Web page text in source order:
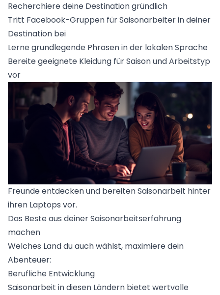
Recherchiere deine Destination gründlich
Tritt Facebook-Gruppen für Saisonarbeiter in deiner
Destination bei
Lerne grundlegende Phrasen in der lokalen Sprache
Bereite geeignete Kleidung für Saison und Arbeitstyp
vor
Freunde entdecken und bereiten Saisonarbeit hinter
ihren Laptops vor.
Das Beste aus deiner Saisonarbeitserfahrung
machen
Welches Land du auch wählst, maximiere dein
Abenteuer:
Berufliche Entwicklung
Saisonarbeit in diesen Ländern bietet wertvolle